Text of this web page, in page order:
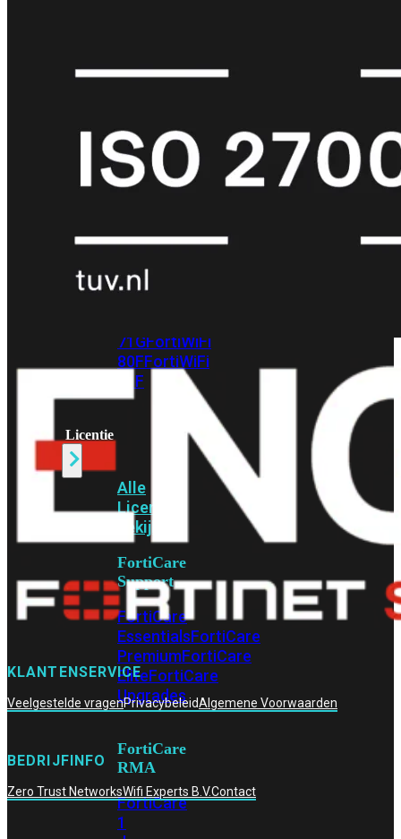
Wi-
FortiWiFi
30G FortiWiFi
31G
FortiWiFi
51GFortiWiFi
61F
71GFortiWiFi
80FFortiWiFi
81F
Licentie
Alle
Licenties
bekijken
FortiCare
Support
FortiCare
EssentialsFortiCare
PremiumFortiCare
EliteFortiCare
Upgrades
FortiCare
RMA
FortiCare
1
KLANTENSERVICE
Veelgestelde vragenPrivacybeleidAlgemene Voorwaarden
BEDRIJFINFO
Zero Trust NetworksWifi Experts B.V.Contact